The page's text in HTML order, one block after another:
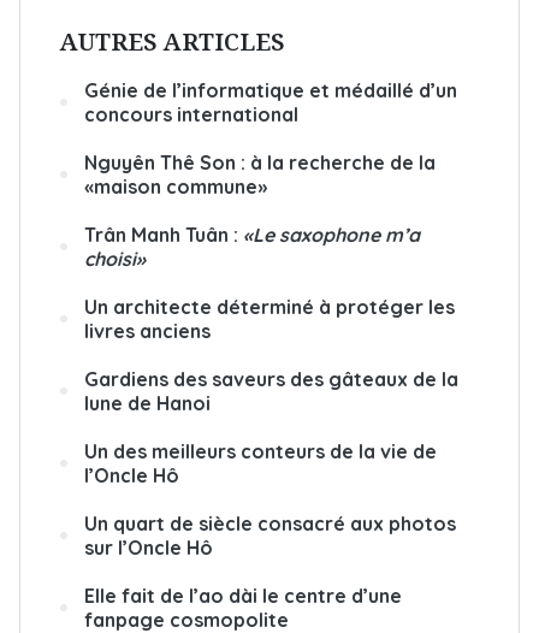
AUTRES ARTICLES
Génie de l’informatique et médaillé d’un
concours international
Nguyên Thê Son : à la recherche de la
«maison commune»
Trân Manh Tuân : «Le saxophone m’a
choisi»
Un architecte déterminé à protéger les
livres anciens
Gardiens des saveurs des gâteaux de la
lune de Hanoi
Un des meilleurs conteurs de la vie de
l’Oncle Hô
Un quart de siècle consacré aux photos
sur l’Oncle Hô
Elle fait de l’ao dài le centre d’une
fanpage cosmopolite